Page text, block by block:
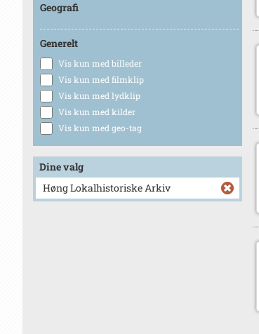
Geografi
Generelt
Vis kun med billeder
Vis kun med filmklip
Vis kun med lydklip
Vis kun med kilder
Vis kun med geo-tag
Dine valg
Høng Lokalhistoriske Arkiv